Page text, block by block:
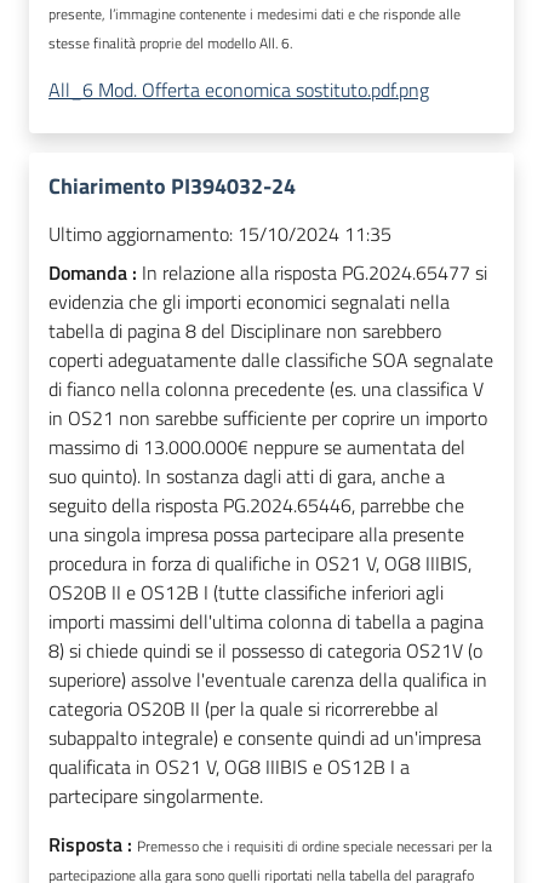
presente, l’immagine contenente i medesimi dati e che risponde alle
stesse finalità proprie del modello All. 6.
All_6 Mod. Offerta economica sostituto.pdf.png
Chiarimento PI394032-24
Ultimo aggiornamento: 15/10/2024 11:35
Domanda : In relazione alla risposta PG.2024.65477 si
evidenzia che gli importi economici segnalati nella
tabella di pagina 8 del Disciplinare non sarebbero
coperti adeguatamente dalle classifiche SOA segnalate
di fianco nella colonna precedente (es. una classifica V
in OS21 non sarebbe sufficiente per coprire un importo
massimo di 13.000.000€ neppure se aumentata del
suo quinto). In sostanza dagli atti di gara, anche a
seguito della risposta PG.2024.65446, parrebbe che
una singola impresa possa partecipare alla presente
procedura in forza di qualifiche in OS21 V, OG8 IIIBIS,
OS20B II e OS12B I (tutte classifiche inferiori agli
importi massimi dell'ultima colonna di tabella a pagina
8) si chiede quindi se il possesso di categoria OS21V (o
superiore) assolve l'eventuale carenza della qualifica in
categoria OS20B II (per la quale si ricorrerebbe al
subappalto integrale) e consente quindi ad un'impresa
qualificata in OS21 V, OG8 IIIBIS e OS12B I a
partecipare singolarmente.
Risposta : Premesso che i requisiti di ordine speciale necessari per la
partecipazione alla gara sono quelli riportati nella tabella del paragrafo